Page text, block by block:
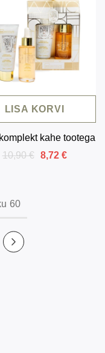
LISA KORVI
kahe tootega
10,90 €
8,72 €
60